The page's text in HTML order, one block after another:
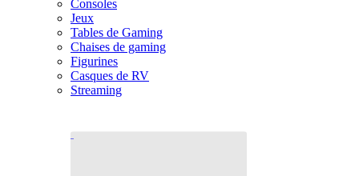
Consoles
Jeux
Tables de Gaming
Chaises de gaming
Figurines
Casques de RV
Streaming